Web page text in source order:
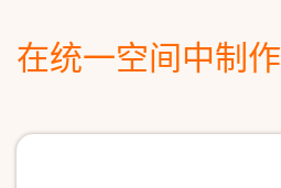
在统一空间中制